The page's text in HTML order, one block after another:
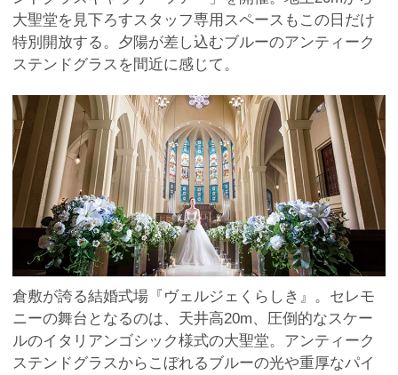
大聖堂を見下ろすスタッフ専用スペースもこの日だけ
特別開放する。夕陽が差し込むブルーのアンティーク
ステンドグラスを間近に感じて。
倉敷が誇る結婚式場『ヴェルジェくらしき』。セレモ
ニーの舞台となるのは、天井高20m、圧倒的なスケー
ルのイタリアンゴシック様式の大聖堂。アンティーク
ステンドグラスからこぼれるブルーの光や重厚なパイ